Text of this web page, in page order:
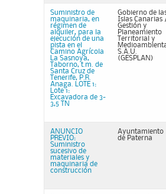
Suministro de
maquinaria, en
régimen de
alquiler, para la
ejecución de una
pista en el
Camino Agrícola
La Sasnoya,
Taborno, t.m. de
Santa Cruz de
Tenerife, P.R.
Anaga. LOTE 1:
Lote 1:
Excavadora de 3-
3,5 TN
Gobierno de
Islas Canarias
Gestión y
Planeamiento
Territorial y
S.A.U.
(GESPLAN)
ANUNCIO
PREVIO:
Suministro
sucesivo de
materiales y
maquinaria de
construcción
Ayuntamiento
de Paterna